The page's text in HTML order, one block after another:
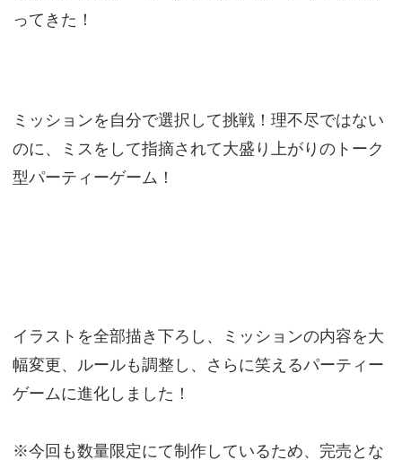
ってきた！
ミッションを自分で選択して挑戦！理不尽ではない
のに、ミスをして指摘されて大盛り上がりのトーク
型パーティーゲーム！
イラストを全部描き下ろし、ミッションの内容を大
幅変更、ルールも調整し、さらに笑えるパーティー
ゲームに進化しました！
※今回も数量限定にて制作しているため、完売とな